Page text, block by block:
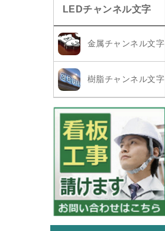
LEDチャンネル文字
金属チャンネル文字
樹脂チャンネル文字